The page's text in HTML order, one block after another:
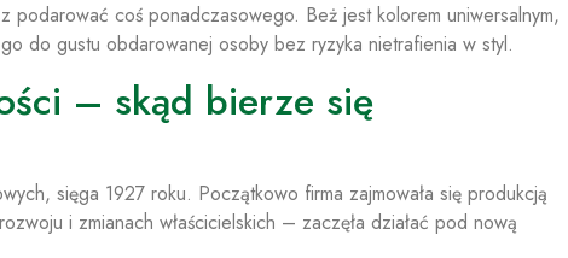
podarować coś ponadczasowego. Beż jest kolorem uniwersalnym,
do gustu obdarowanej osoby bez ryzyka nietrafienia w styl.
– skąd bierze się
sięga 1927 roku. Początkowo firma zajmowała się produkcją
i zmianach właścicielskich – zaczęła działać pod nową